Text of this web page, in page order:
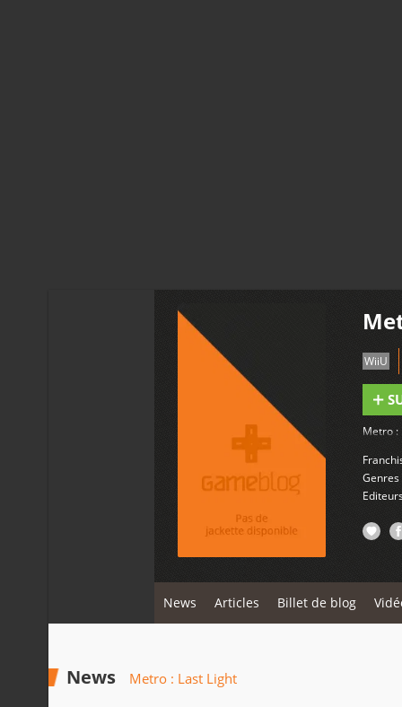
WiiU
Metro :
Genres
News Articles Billet de blog
News Metro : Last Light